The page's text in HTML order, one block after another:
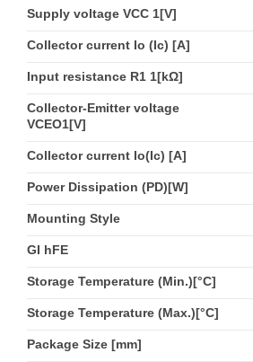
Supply voltage VCC 1[V]
Collector current Io (Ic) [A]
Input resistance R1 1[kΩ]
Collector-Emitter voltage
VCEO1[V]
Collector current Io(Ic) [A]
Power Dissipation (PD)[W]
Mounting Style
GI hFE
Storage Temperature (Min.)[°C]
Storage Temperature (Max.)[°C]
Package Size [mm]